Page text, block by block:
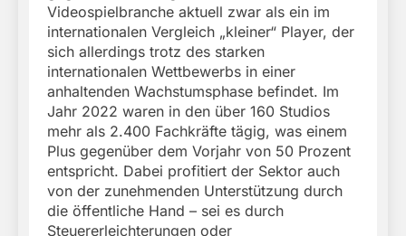
Videospielbranche aktuell zwar als ein im
internationalen Vergleich „kleiner“ Player, der
sich allerdings trotz des starken
internationalen Wettbewerbs in einer
anhaltenden Wachstumsphase befindet. Im
Jahr 2022 waren in den über 160 Studios
mehr als 2.400 Fachkräfte tägig, was einem
Plus gegenüber dem Vorjahr von 50 Prozent
entspricht. Dabei profitiert der Sektor auch
von der zunehmenden Unterstützung durch
die öffentliche Hand – sei es durch
Steuererleichterungen oder